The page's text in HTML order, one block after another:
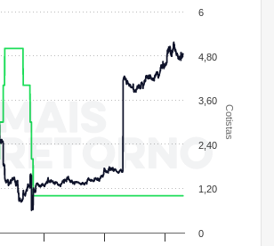
Cotistas
0
1,20
2,40
3,60
4,80
6